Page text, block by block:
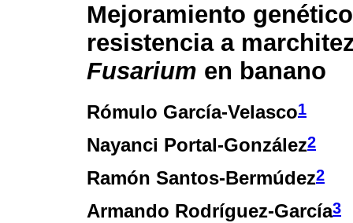
Mejoramiento
resistencia a
Fusarium en banano
Rómulo García-Velasco1
Nayanci Portal-González2
Ramón Santos-Bermúdez2
Armando Rodríguez-García3